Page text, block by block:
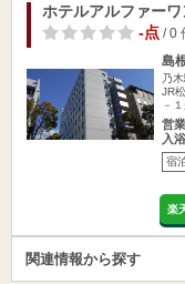
ホテルアルファーワ
-点/ 0
島
乃
JR
－
営
入
宿
楽
関連情報から探す